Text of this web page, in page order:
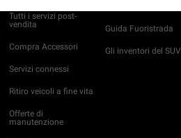
Tutti i servizi post-
vendita
Compra Accessori
Servizi connessi
Ritiro veicoli a fine vita
Offerte di
manutenzione
Guida Fuoristrada
Gli inventori del SUV